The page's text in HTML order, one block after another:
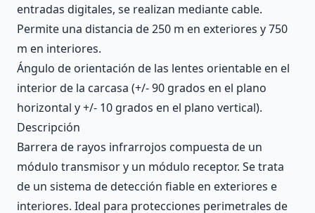
entradas digitales, se realizan mediante cable.
Permite una distancia de 250 m en exteriores y 750
m en interiores.
Ángulo de orientación de las lentes orientable en el
interior de la carcasa (+/- 90 grados en el plano
horizontal y +/- 10 grados en el plano vertical).
Descripción
Barrera de rayos infrarrojos compuesta de un
módulo transmisor y un módulo receptor. Se trata
de un sistema de detección fiable en exteriores e
interiores. Ideal para protecciones perimetrales de